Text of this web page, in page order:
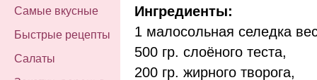
Самые вкусные
Быстрые рецепты
Салаты
Ингредиенты:
1 малосольная селедка
500 гр. слоёного теста,
200 гр. жирного творога,